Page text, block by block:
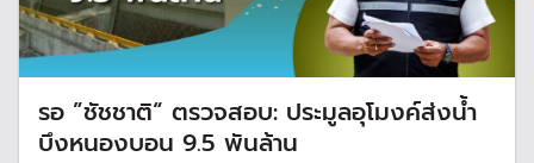
รอ ”ชัชชาติ“ ตรวจสอบ: ประมูลอุโมงค์ส่งน้ำ
บึงหนองบอน 9.5 พันล้าน